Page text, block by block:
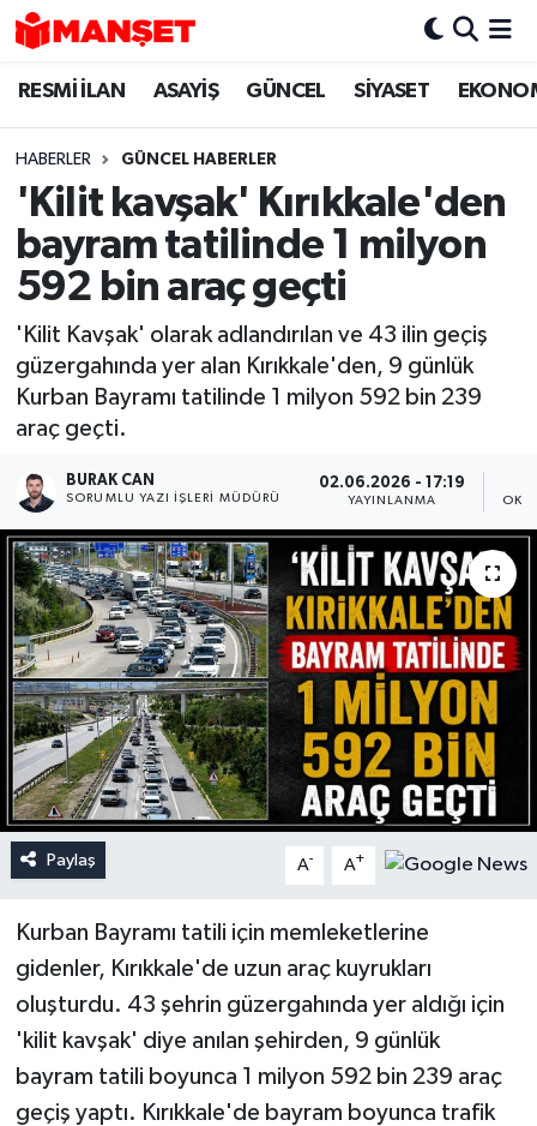
RESMİ İLAN ASAYİŞ GÜNCEL SİYASET
HABERLER GÜNCEL HABERLER
'Kilit kavşak' Kırıkkale'den
bayram tatilinde 1 milyon
592 bin araç geçti
'Kilit Kavşak' olarak adlandırılan ve 43 ilin geçiş
güzergahında yer alan Kırıkkale'den, 9 günlük
Kurban Bayramı tatilinde 1 milyon 592 bin 239
araç geçti.
BURAK CAN
SORUMLU YAZI İŞLERI MÜDÜRÜ
02.06.2026 - 17:19
YAYINLANMA
Paylaş A- A+
Kurban Bayramı tatili için memleketlerine
gidenler, Kırıkkale'de uzun araç kuyrukları
oluşturdu. 43 şehrin güzergahında yer aldığı için
'kilit kavşak' diye anılan şehirden, 9 günlük
bayram tatili boyunca 1 milyon 592 bin 239 araç
geçiş yaptı. Kırıkkale'de bayram boyunca trafik
Hava Durumu
Trafik Durumu
Süper Lig Puan Durumu ve Fikstür
Tüm Manşetler
Son Dakika Haberleri
Haber Arşivi